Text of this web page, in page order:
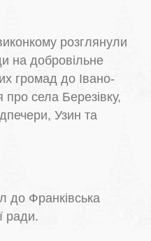
розглянули
на добровільне
громад до Івано-
села Березівку,
Узин та
до Франківська
ради.